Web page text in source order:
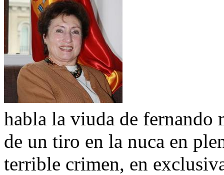
habla la viuda de fernando
de un tiro en la nuca en
terrible crimen, en